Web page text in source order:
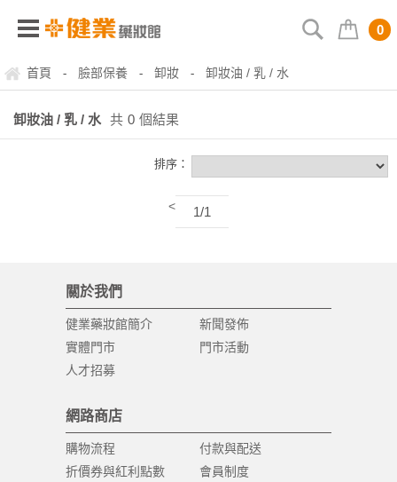
0
首頁 - 臉部保養 - 卸妝 - 卸妝油 / 乳 / 水
卸妝油 / 乳 / 水 共 0 個結果
排序：
< 1/1
關於我們
健業藥妝館簡介
新聞發佈
實體門市
門市活動
人才招募
網路商店
購物流程
付款與配送
折價券與紅利點數
會員制度